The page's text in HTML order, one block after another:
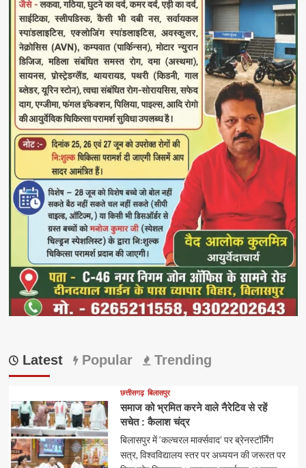
Latest Popular Trending
छत्तीसगढ़ बिलासपुर
समाज को भ्रमित करने वाले नैरेटिव से रहें
सचेत : कैलाश चंद्र
बिलासपुर में ‘कल्चरल मार्क्सवाद’ पर ब्रेनस्टॉर्मिंग
सत्र, विश्वविद्यालय स्तर पर अध्ययन की जरूरत पर